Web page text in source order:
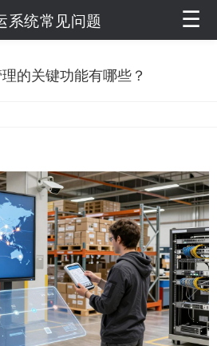
系统常见问题 ☰
的关键功能有哪些？